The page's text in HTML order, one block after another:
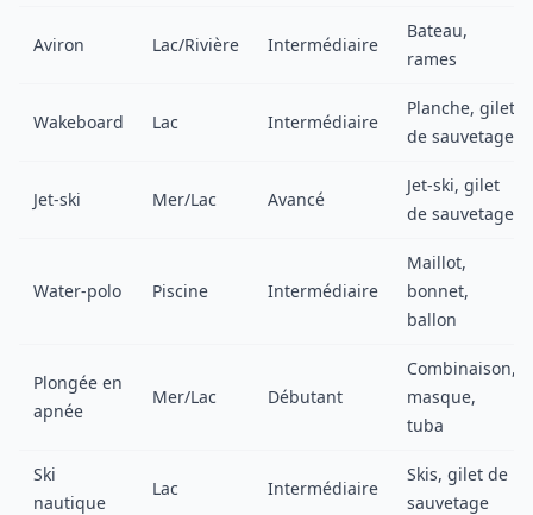
Aviron Lac/Rivière Intermédiaire
Bateau,
rames
Wakeboard Lac Intermédiaire
Planche, gilet
de sauvetage
Jet-ski Mer/Lac Avancé
Jet-ski, gilet
de sauvetage
Water-polo Piscine Intermédiaire
Maillot,
bonnet,
ballon
Plongée en
apnée
Mer/Lac Débutant
Combinaison,
masque,
tuba
Ski
nautique
Lac Intermédiaire
Skis, gilet de
sauvetage